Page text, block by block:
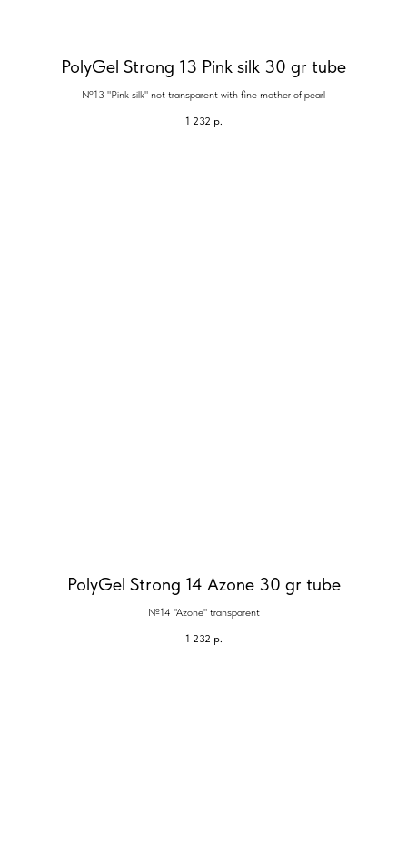
PolyGel Strong 13 Pink silk 30 gr tube
№13 "Pink silk" not transparent with fine mother of pearl
1 232 р.
PolyGel Strong 14 Azone 30 gr tube
№14 "Azone" transparent
1 232 р.